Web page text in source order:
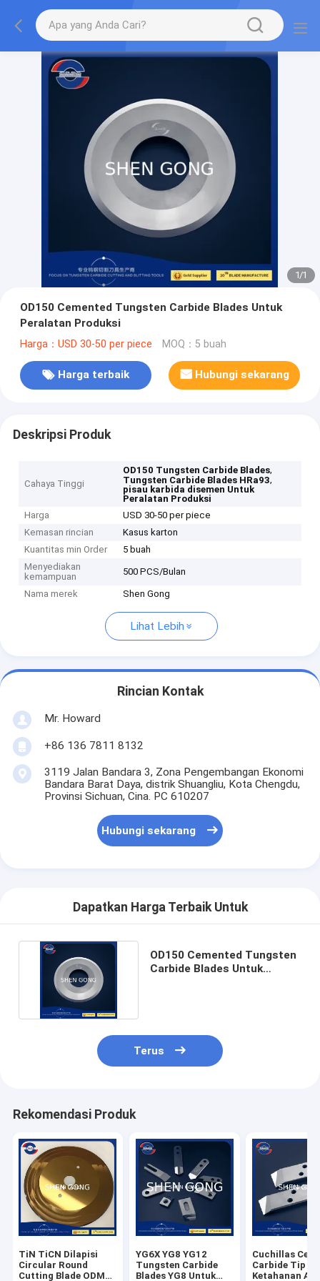
1/1
OD150 Cemented Tungsten Carbide Blades Untuk
Peralatan Produksi
Harga：USD 30-50 per piece MOQ：5 buah
Harga terbaik Hubungi sekarang
Deskripsi Produk
Cahaya Tinggi
OD150 Tungsten Carbide Blades,
Tungsten Carbide Blades HRa93,
pisau karbida disemen Untuk
Peralatan Produksi
Harga
USD 30-50 per piece
Kemasan rincian
Kasus karton
Kuantitas min Order
5 buah
Menyediakan
kemampuan
500 PCS/Bulan
Nama merek Shen Gong
Lihat Lebih
Rincian Kontak
Mr. Howard
+86 136 7811 8132
3119 Jalan Bandara 3, Zona Pengembangan Ekonomi
Bandara Barat Daya, distrik Shuangliu, Kota Chengdu,
Provinsi Sichuan, Cina. PC 610207
Hubungi sekarang
Dapatkan Harga Terbaik Untuk
OD150 Cemented Tungsten
Carbide Blades Untuk
Terus
Rekomendasi Produk
TiN TiCN Dilapisi
Circular Round
Cutting Blade ODM
YG6X YG8 YG12
Tungsten Carbide
Blades YG8 Untuk
Cuchillas
Carbide Tip
Ketahanan